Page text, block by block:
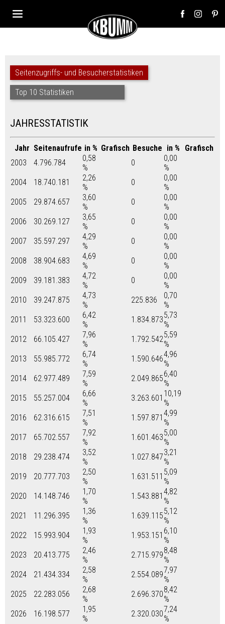
Seitenzugriffs- und Besucherstatistiken
Top 10 Statistiken
JAHRESSTATISTIK
Jahr Seitenaufrufe in % Grafisch Besuche in %
Grafisch
2003
4.796.784
0,58
%
0
0,00
%
2004
18.740.181
2,26
%
0
0,00
%
2005
29.874.657
3,60
%
0
0,00
%
2006
30.269.127
3,65
%
0
0,00
%
2007
35.597.297
4,29
%
0
0,00
%
2008
38.904.683
4,69
%
0
0,00
%
2009
39.181.383
4,72
%
0
0,00
%
2010
39.247.875
4,73
%
225.836
0,70
%
2011
53.323.600
6,42
%
1.834.8735,73
%
2012
66.105.427
7,96
%
1.792.5425,59
%
2013
55.985.772
6,74
%
1.590.6464,96
%
2014
62.977.489
7,59
%
2.049.8656,40
%
2015
55.257.004
6,66
%
3.263.601 10,19
%
2016
62.316.615
7,51
%
1.597.871 4,99
%
2017
65.702.557
7,92
%
1.601.4635,00
%
2018
29.238.474
3,52
%
1.027.8473,21
%
2019
20.777.703
2,50
%
1.631.511 5,09
%
2020
14.148.746
1,70
%
1.543.881 4,82
%
2021
11.296.395
1,36
%
1.639.1155,12
%
2022
15.993.904
1,93
%
1.953.151 6,10
%
2023
20.413.775
2,46
%
2.715.9798,48
%
2024
21.434.334
2,58
%
2.554.0897,97
%
2025
22.283.056
2,68
%
2.696.3708,42
%
2026
16.198.577
1,95
%
2.320.0307,24
%